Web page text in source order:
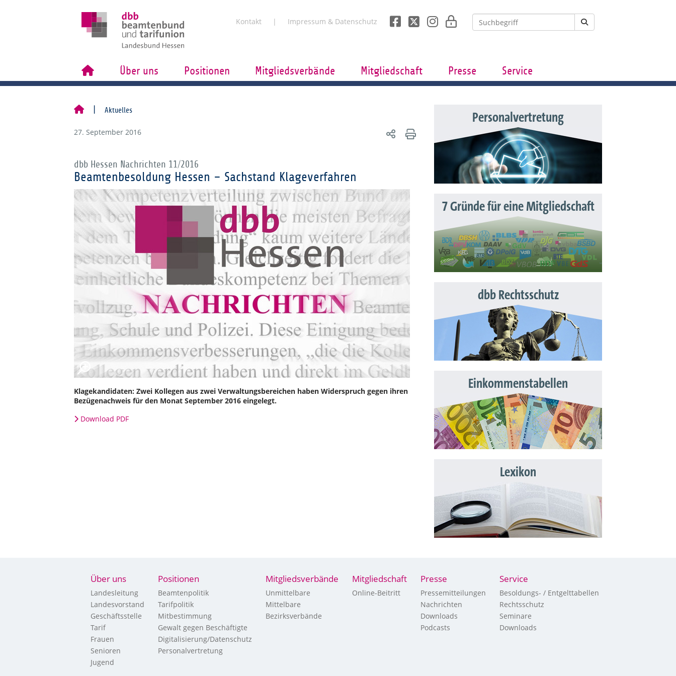
Kontakt Impressum & Datenschutz
Über uns Positionen Mitgliedsverbände Mitgliedschaft Presse Service
Aktuelles
27. September 2016
dbb Hessen Nachrichten 11/2016
Beamtenbesoldung Hessen – Sachstand Klageverfahren
Klagekandidaten: Zwei Kollegen aus zwei Verwaltungsbereichen haben Widerspruch gegen ihren
Bezügenachweis für den Monat September 2016 eingelegt.
Download PDF
Personalvertretung
7 Gründe für eine Mitgliedschaft
dbb Rechtsschutz
Einkommenstabellen
Lexikon
Über uns
Landesleitung
Landesvorstand
Geschäftsstelle
Tarif
Frauen
Senioren
Jugend
Positionen
Beamtenpolitik
Tarifpolitik
Mitbestimmung
Gewalt gegen Beschäftigte
Digitalisierung/Datenschutz
Personalvertretung
Mitgliedsverbände
Unmittelbare
Mittelbare
Bezirksverbände
Mitgliedschaft
Online-Beitritt
Presse
Pressemitteilungen
Nachrichten
Downloads
Podcasts
Service
Besoldungs- / Entgelttabellen
Rechtsschutz
Seminare
Downloads